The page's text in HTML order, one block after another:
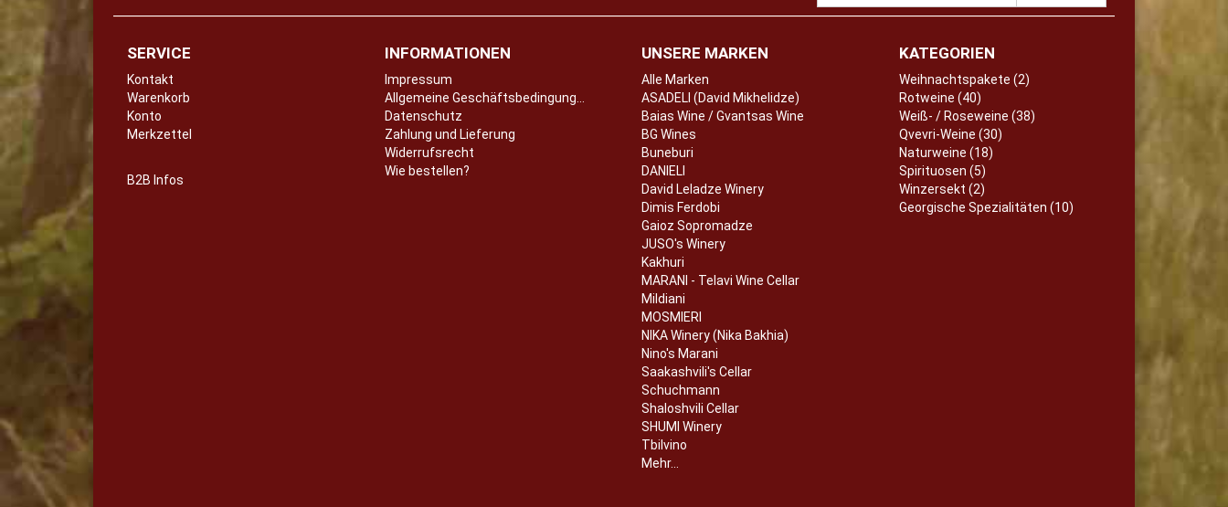
SERVICE
Kontakt
Warenkorb
Konto
Merkzettel
B2B Infos
INFORMATIONEN
Impressum
Datenschutz
Zahlung und Lieferung
Widerrufsrecht
Wie bestellen?
UNSERE MARKEN
Alle Marken
ASADELI (David Mikhelidze)
Baias Wine / Gvantsas Wine
BG Wines
Buneburi
DANIELI
David Leladze Winery
Dimis Ferdobi
Gaioz Sopromadze
JUSO's Winery
Kakhuri
MARANI - Telavi Wine Cellar
Mildiani
MOSMIERI
NIKA Winery (Nika Bakhia)
Nino's Marani
Saakashvili's Cellar
Schuchmann
Shaloshvili Cellar
SHUMI Winery
Tbilvino
Mehr...
KATEGORIEN
Weihnachtspakete (2)
Rotweine (40)
Weiß- / Roseweine (38)
Qvevri-Weine (30)
Naturweine (18)
Spirituosen (5)
Winzersekt (2)
Georgische Spezialitäten (10)